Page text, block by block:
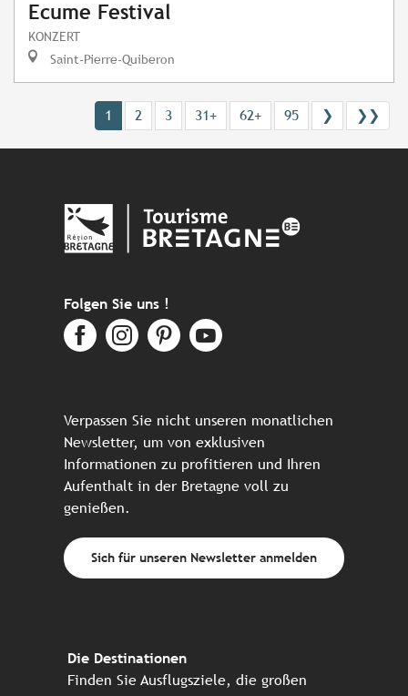
Ecume Festival
KONZERT
Saint-Pierre-Quiberon
1 2 3 31+ 62+ 95 ❯ ❯❯
Folgen Sie uns !
Verpassen Sie nicht unseren monatlichen
Newsletter, um von exklusiven
Informationen zu profitieren und Ihren
Aufenthalt in der Bretagne voll zu
genießen.
Sich für unseren Newsletter anmelden
Die Destinationen
Finden Sie Ausflugsziele, die großen